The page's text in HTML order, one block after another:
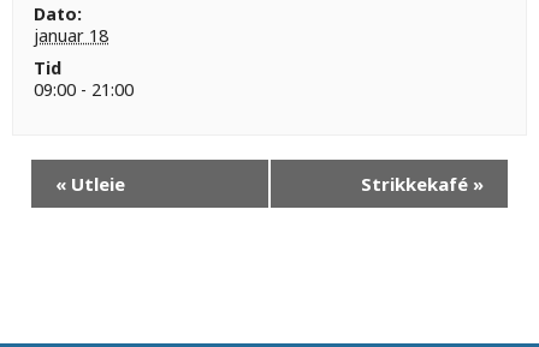
Dato:
januar 18
Tid
09:00 - 21:00
« Utleie Strikkekafé »